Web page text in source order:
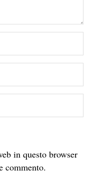
in questo browser
commento.